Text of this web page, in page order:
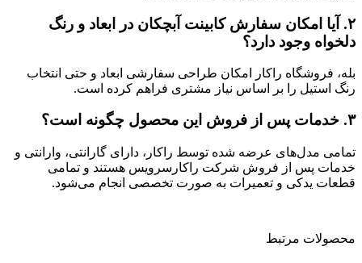
۲. آیا امکان سفارش کابینت آبچکان در ابعاد و رنگ
دلخواه وجود دارد؟
بله، فروشگاه راکار امکان طراحی سفارشی ابعاد و حتی انتخاب
رنگ استیل را بر اساس نیاز مشتری فراهم کرده است.
۳. خدمات پس از فروش این محصول چگونه است؟
تمامی مدل‌های عرضه شده توسط راکار، دارای گارانتی، وارانتی و
خدمات پس از فروش شرکت راکارسرویس هستند و تمامی
قطعات یدکی و تعمیرات به صورت تخصصی انجام می‌شود.
محصولات مرتبط